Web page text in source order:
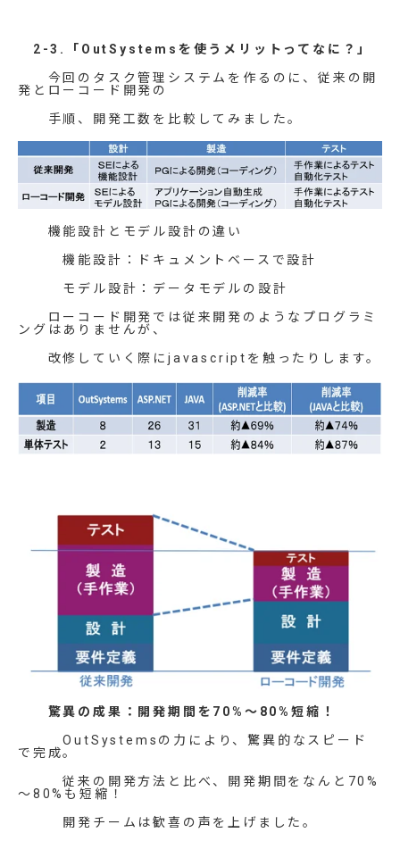
2-3.「OutSystemsを使うメリットってなに？」
今回のタスク管理システムを作るのに、従来の開
発とローコード開発の
手順、開発工数を比較してみました。
機能設計とモデル設計の違い
機能設計：ドキュメントベースで設計
モデル設計：データモデルの設計
ローコード開発では従来開発のようなプログラミ
ングはありませんが、
改修していく際にjavascriptを触ったりします。
驚異の成果：開発期間を70%～80%短縮！
OutSystemsの力により、驚異的なスピード
で完成。
従来の開発方法と比べ、開発期間をなんと70%
～80%も短縮！
開発チームは歓喜の声を上げました。